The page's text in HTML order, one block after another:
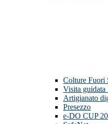
Colture Fuori
Visita
Artigianato
Presezzo
e-DO CUP